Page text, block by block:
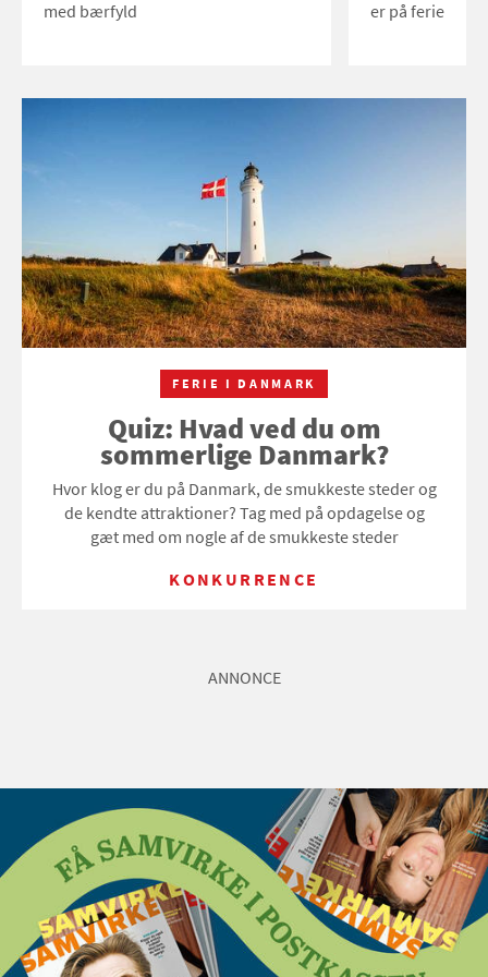
med bærfyld
er på ferie
FERIE I DANMARK
Quiz: Hvad ved du om
sommerlige Danmark?
Hvor klog er du på Danmark, de smukkeste steder og
de kendte attraktioner? Tag med på opdagelse og
gæt med om nogle af de smukkeste steder
KONKURRENCE
ANNONCE